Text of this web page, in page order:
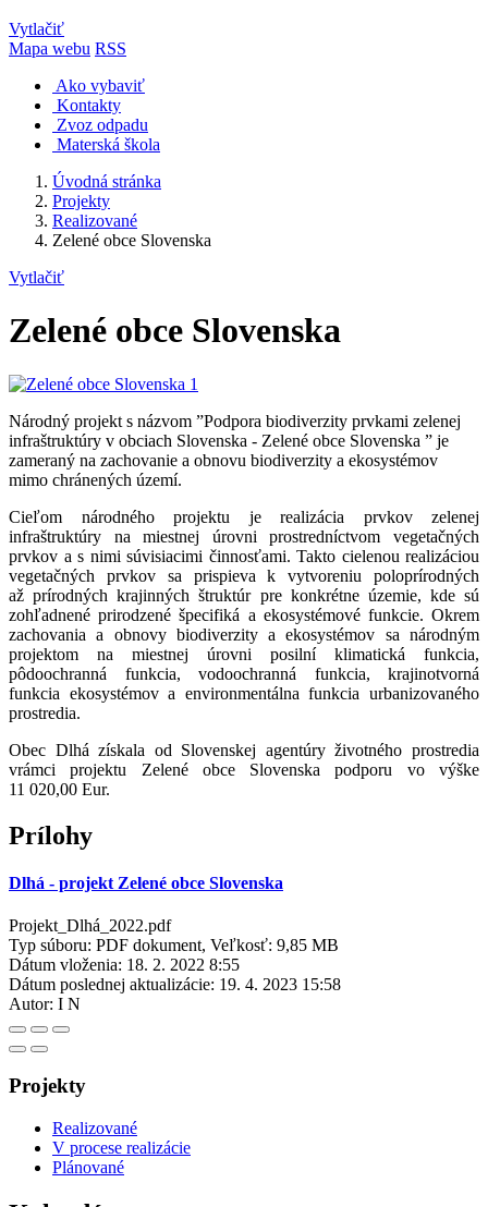
Vytlačiť
Mapa webu RSS
Ako vybaviť
Kontakty
Zvoz odpadu
Materská škola
Úvodná stránka
Projekty
Realizované
Zelené obce Slovenska
Vytlačiť
Zelené obce Slovenska
Národný projekt s názvom ”Podpora biodiverzity prvkami zelenej
infraštruktúry v obciach Slovenska - Zelené obce Slovenska ” je
zameraný na zachovanie a obnovu biodiverzity a ekosystémov
mimo chránených území.
Cieľom národného projektu je realizácia prvkov zelenej
infraštruktúry na miestnej úrovni prostredníctvom vegetačných
prvkov a s nimi súvisiacimi činnosťami. Takto cielenou realizáciou
vegetačných prvkov sa prispieva k vytvoreniu poloprírodných
až prírodných krajinných štruktúr pre konkrétne územie, kde sú
zohľadnené prirodzené špecifiká a ekosystémové funkcie. Okrem
zachovania a obnovy biodiverzity a ekosystémov sa národným
projektom na miestnej úrovni posilní klimatická funkcia,
pôdoochranná funkcia, vodoochranná funkcia, krajinotvorná
funkcia ekosystémov a environmentálna funkcia urbanizovaného
prostredia.
Obec Dlhá získala od Slovenskej agentúry životného prostredia
vrámci projektu Zelené obce Slovenska podporu vo výške
11 020,00 Eur.
Prílohy
Dlhá - projekt Zelené obce Slovenska
Projekt_Dlhá_2022.pdf
Typ súboru: PDF dokument, Veľkosť: 9,85 MB
Dátum vloženia: 18. 2. 2022 8:55
Dátum poslednej aktualizácie: 19. 4. 2023 15:58
Autor: I N
Projekty
Realizované
V procese realizácie
Plánované